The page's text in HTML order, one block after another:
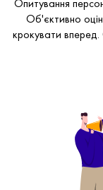
Опитування
Об'єктивно
крокувати вперед.